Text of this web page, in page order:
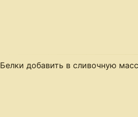
Белки добавить в сливочную